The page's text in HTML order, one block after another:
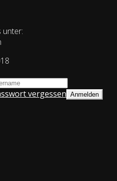
unter:
vergessen